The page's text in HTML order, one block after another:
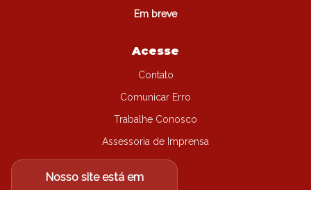
Em breve
Acesse
Contato
Comunicar Erro
Trabalhe Conosco
Assessoria de Imprensa
Nosso site está em